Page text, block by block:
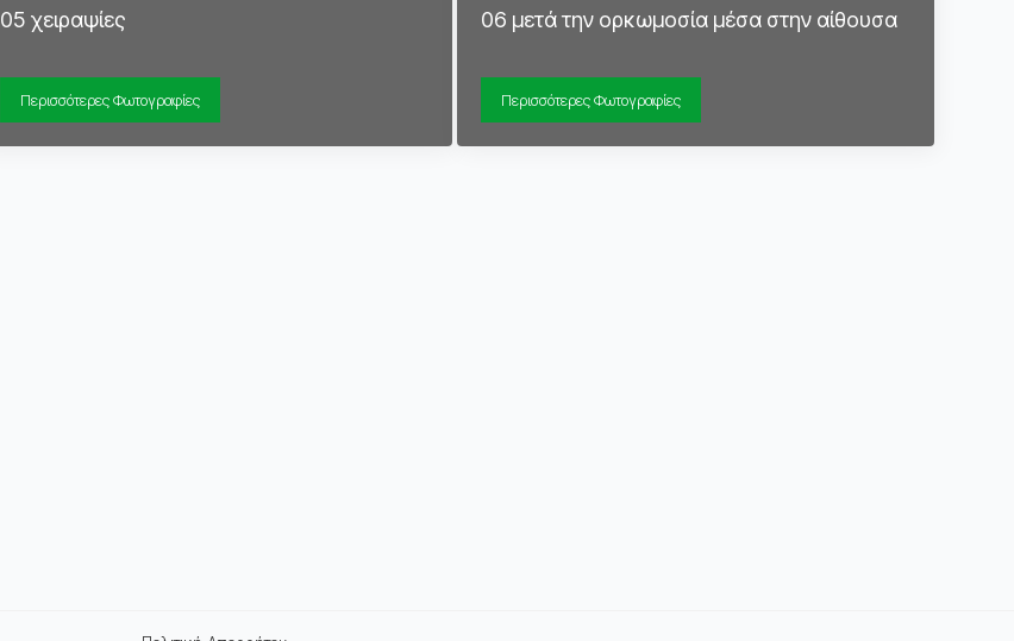
05 χειραψίες
Περισσότερες Φωτογραφίες
06 μετά την ορκωμοσία μέσα στην αίθουσα
Περισσότερες Φωτογραφίες